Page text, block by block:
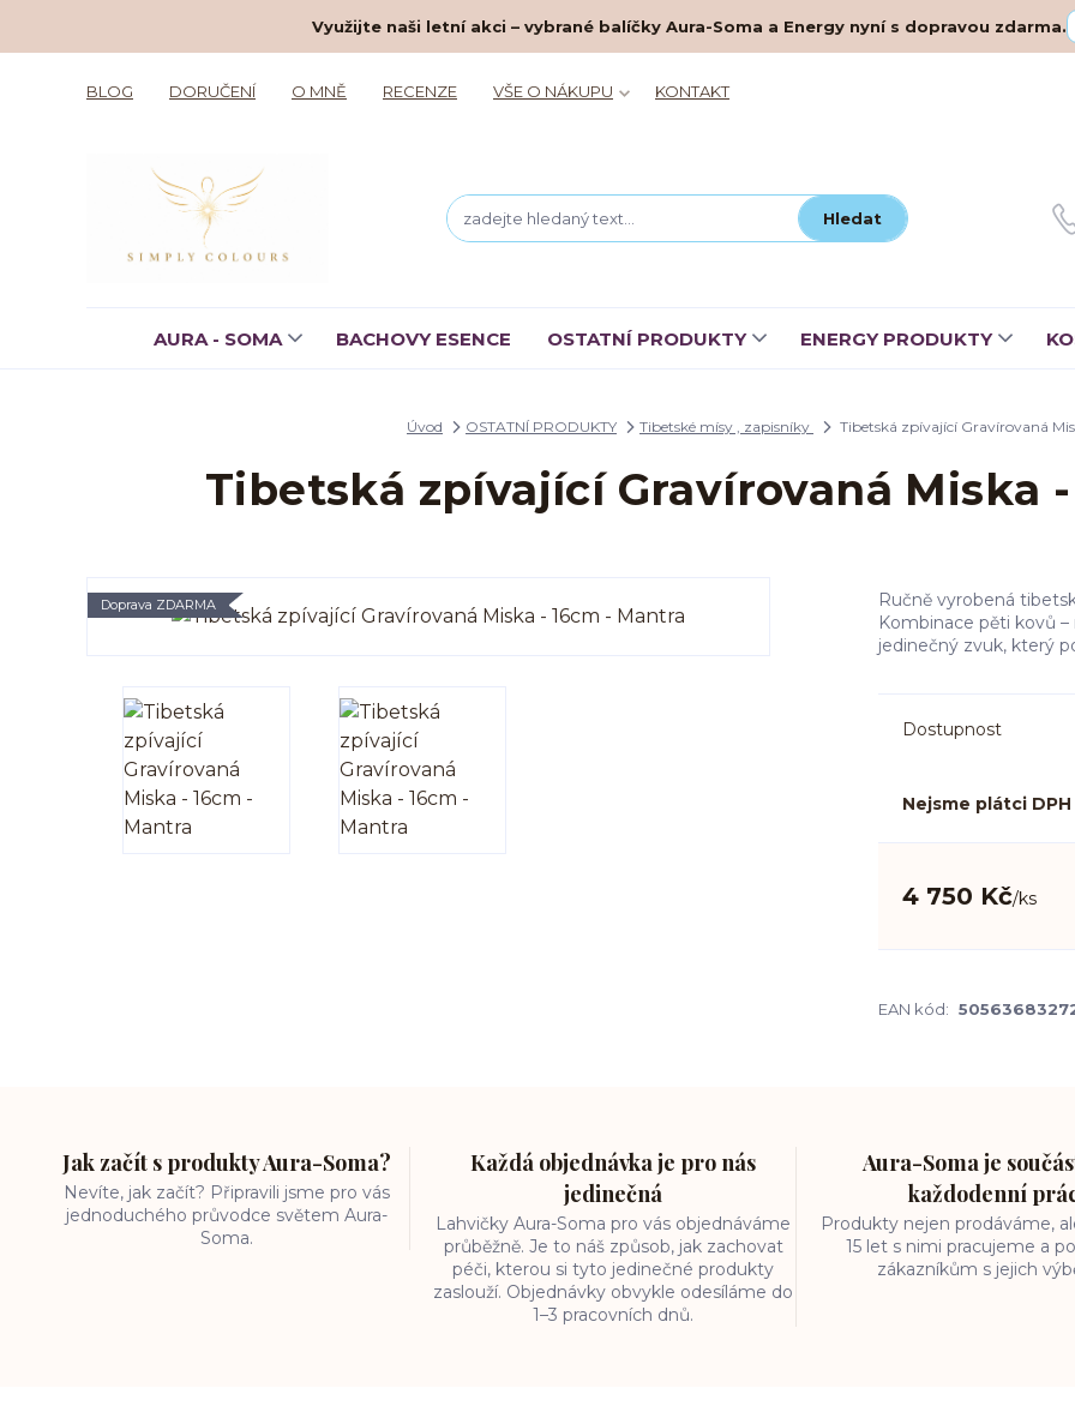
Využijte naši letní akci – vybrané balíčky Aura-Soma a Energy nyní s dopravou zdarma.
BLOG DORUČENÍ O MNĚ RECENZE VŠE O NÁKUPU KONTAKT
Hledat
AURA - SOMA BACHOVY ESENCE OSTATNÍ PRODUKTY ENERGY PRODUKTY
Úvod OSTATNÍ PRODUKTY Tibetské mísy , zapisníky Tibetská zpívající Gravírovaná
Tibetská zpívající Gravírovaná Miska
Doprava ZDARMA
Ručně vyrobená
Kombinace pěti kovů
jedinečný zvuk, který
Dostupnost
Nejsme plátci DPH
4 750 Kč/ks
EAN kód:
Jak začít s produkty Aura-Soma?
Nevíte, jak začít? Připravili jsme pro vás
jednoduchého průvodce světem Aura-
Soma.
Každá objednávka je pro nás
jedinečná
Lahvičky Aura-Soma pro vás objednáváme
průběžně. Je to náš způsob, jak zachovat
péči, kterou si tyto jedinečné produkty
zaslouží. Objednávky obvykle odesíláme do
1–3 pracovních dnů.
Aura-Soma je
každodenní
Produkty nejen prodáváme,
15 let s nimi pracujeme a
zákazníkům s jejich